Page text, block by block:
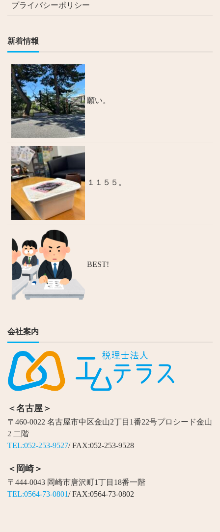
プライバシーポリシー
新着情報
願い。
１１５５。
BEST!
会社案内
＜名古屋＞
〒460-0022 名古屋市中区金山2丁目1番22号プロシード金山
2 二階
TEL:052-253-9527/ FAX:052-253-9528
＜岡崎＞
〒444-0043 岡崎市唐沢町1丁目18番一階
TEL:0564-73-0801/ FAX:0564-73-0802